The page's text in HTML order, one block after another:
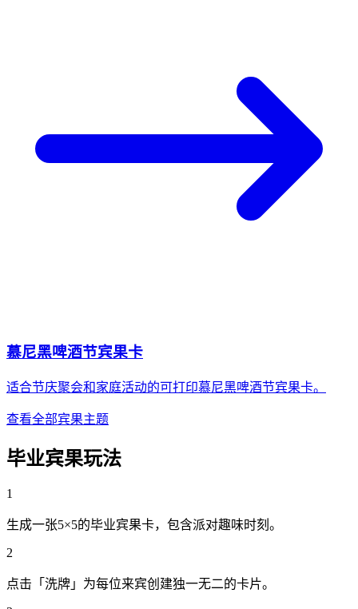
慕尼黑啤酒节宾果卡
适合节庆聚会和家庭活动的可打印慕尼黑啤酒节宾果卡。
查看全部宾果主题
毕业宾果玩法
1
生成一张5×5的毕业宾果卡，包含派对趣味时刻。
2
点击「洗牌」为每位来宾创建独一无二的卡片。